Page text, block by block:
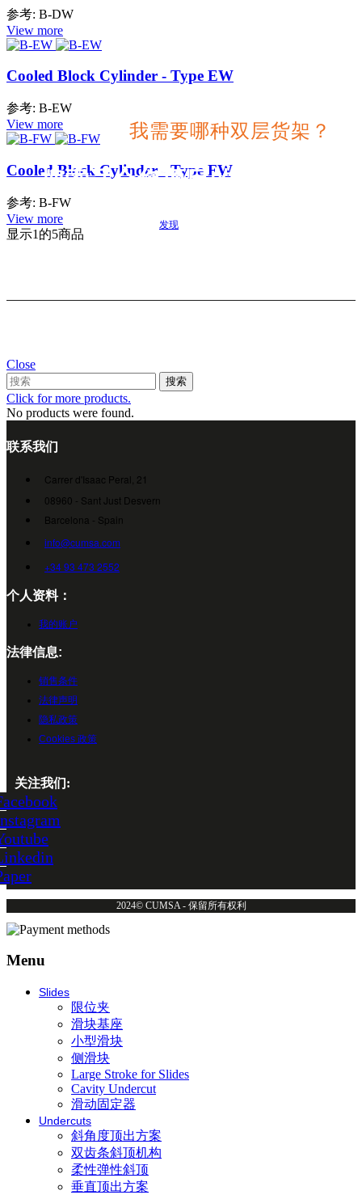
参考: B-DW
View more
Cooled Block Cylinder - Type EW
参考: B-EW
View more
Cooled Block Cylinder - Type FW
参考: B-FW
View more
显示1 的5商品
我需要哪种双层货架？
搜索适合您项目的最佳选择
发现
Close
搜索
Click for more products.
No products were found.
联系我们
Carrer d'Isaac Peral, 21
08960 - Sant Just Desvern
Barcelona - Spain
info@cumsa.com
+34 93 473 2552
个人资料：
我的账户
法律信息:
销售条件
法律声明
隐私政策
Cookies 政策
关注我们:
2024© CUMSA - 保留所有权利
Menu
Slides
限位夹
滑块基座
小型滑块
侧滑块
Large Stroke for Slides
Cavity Undercut
滑动固定器
Undercuts
斜角度顶出方案
双齿条斜顶机构
柔性弹性斜顶
垂直顶出方案